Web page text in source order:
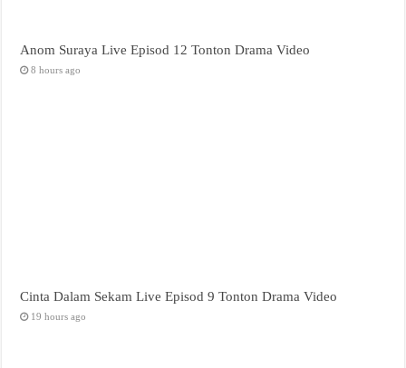
Anom Suraya Live Episod 12 Tonton Drama Video
8 hours ago
Cinta Dalam Sekam Live Episod 9 Tonton Drama Video
19 hours ago